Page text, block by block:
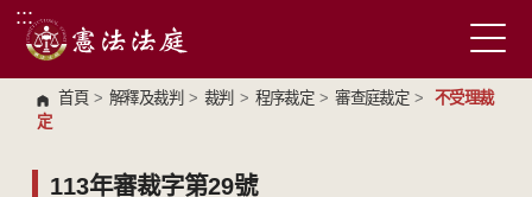
跳到主要內容區塊
:::
首頁 > 解釋及裁判 > 裁判 > 程序裁定 > 審查庭裁定 >
不受理裁
定
113年審裁字第29號